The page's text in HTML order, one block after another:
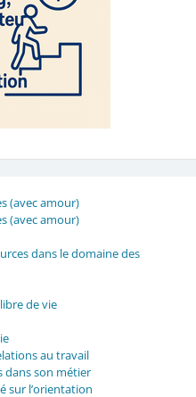
(avec amour)
(avec amour)
dans le domaine des
de vie
au travail
dans son métier
sur l’orientation